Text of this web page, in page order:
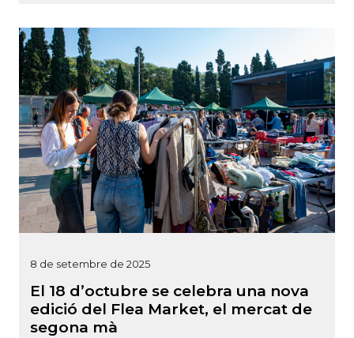
8 de setembre de 2025
El 18 d’octubre se celebra una nova
edició del Flea Market, el mercat de
segona mà